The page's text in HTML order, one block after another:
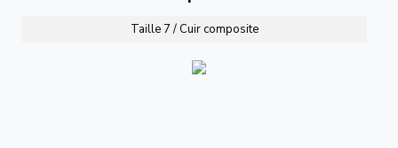
Taille 7 / Cuir composite